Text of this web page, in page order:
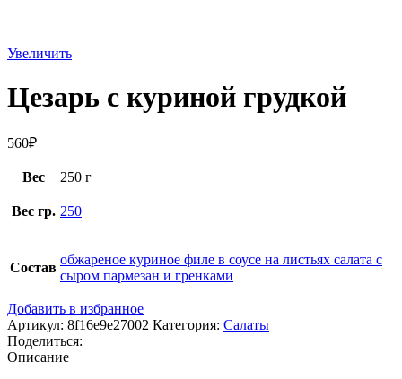
Увеличить
Цезарь с куриной грудкой
560₽
Вес 250 г
Вес гр. 250
Состав
обжареное куриное филе в соусе на листьях салата с
сыром пармезан и гренками
Добавить в избранное
Артикул: 8f16e9e27002 Категория: Салаты
Поделиться:
Описание